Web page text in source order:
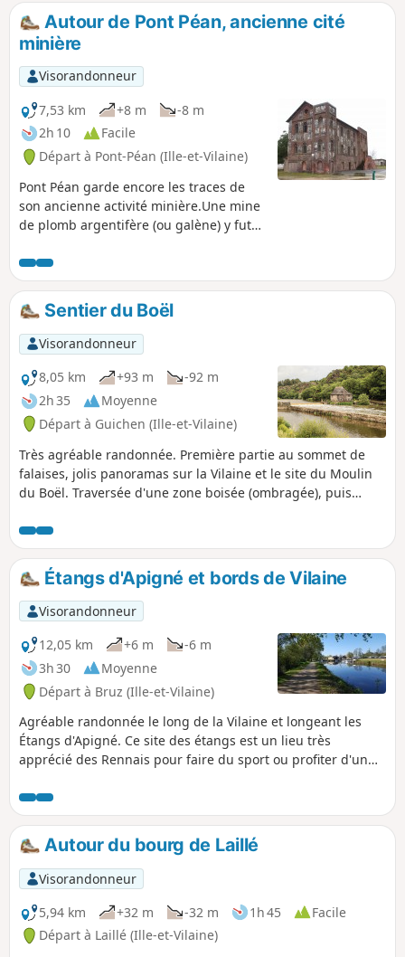
la vue sur les plans d'eau et du calme.
Autour de Pont Péan, ancienne cité
minière
Visorandonneur
7,53 km
+8 m
-8 m
2h 10
Facile
Départ à Pont-Péan (Ille-et-Vilaine)
Pont Péan garde encore les traces de
son ancienne activité minière.Une mine
de plomb argentifère (ou galène) y fut
1904.Ce circuit permet de voir quelques
vestiges de cette activité et de faire le
tour du bourg près du Ruisseau de Tellé
en lisière de l'urbain et du rural.
Sentier du Boël
Visorandonneur
8,05 km
+93 m
-92 m
2h 35
Moyenne
Départ à Guichen (Ille-et-Vilaine)
Très agréable randonnée. Première partie au sommet de
falaises, jolis panoramas sur la Vilaine et le site du Moulin
du Boël. Traversée d'une zone boisée (ombragée), puis
possible, le passage le long de la clôture du site militaire
(Le Celar), ce nouveau descriptif utilise une partie du GR®
un peu plus technique.
Étangs d'Apigné et bords de Vilaine
Visorandonneur
12,05 km
+6 m
-6 m
3h 30
Moyenne
Départ à Bruz (Ille-et-Vilaine)
Agréable randonnée le long de la Vilaine et longeant les
Étangs d'Apigné. Ce site des étangs est un lieu très
apprécié des Rennais pour faire du sport ou profiter d'un
pied ou des cyclistes au long du sentier.
Autour du bourg de Laillé
Visorandonneur
5,94 km
+32 m -32 m 1h 45
Facile
Départ à Laillé (Ille-et-Vilaine)